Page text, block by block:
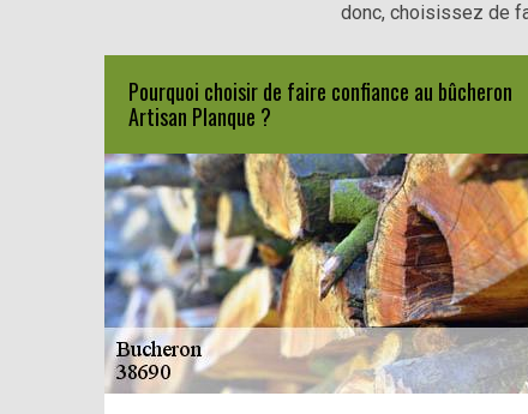
donc, choisissez de
Pourquoi choisir de faire confiance au bûcheron
Artisan Planque ?